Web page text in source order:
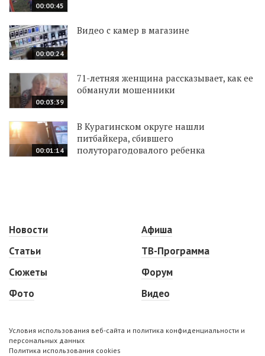
00:00:45
00:00:24
Видео с камер в магазине
00:03:39
71-летняя женщина рассказывает, как ее
обманули мошенники
00:01:14
В Курагинском округе нашли
питбайкера, сбившего
полуторагодовалого ребенка
Новости
Статьи
Сюжеты
Фото
Афиша
ТВ-Программа
Форум
Видео
Условия использования веб-сайта и политика конфиденциальности и
персональных данных
Политика использования cookies